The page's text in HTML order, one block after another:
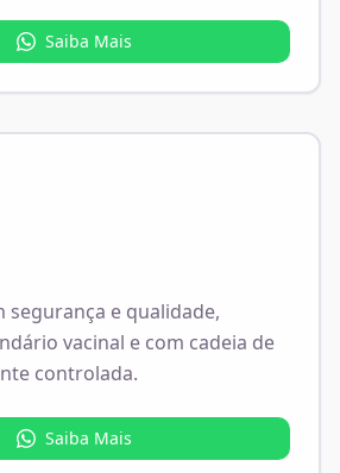
Saiba Mais
segurança e qualidade,
vacinal e com cadeia de
controlada.
Saiba Mais